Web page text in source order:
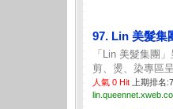
97. Lin 美髮集
「Lin 美髮集團
剪、燙、染專區
人氣 0 Hit 上期排名